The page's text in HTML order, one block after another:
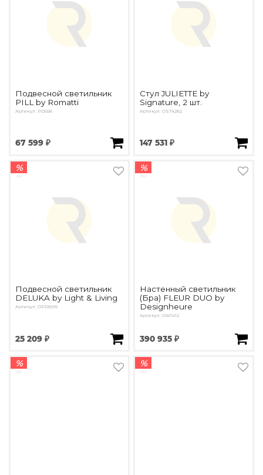
Подвесной светильник
PILL by Romatti
Артикул: PD558
67 599 ₽
Стул JULIETTE by
Signature, 2 шт.
Артикул: OST4282
147 531 ₽
%
Подвесной светильник
DELUKA by Light & Living
Артикул: OPD5699
25 209 ₽
%
Настенный светильник
(Бра) FLEUR DUO by
Designheure
Артикул: OW1412
390 935 ₽
% %